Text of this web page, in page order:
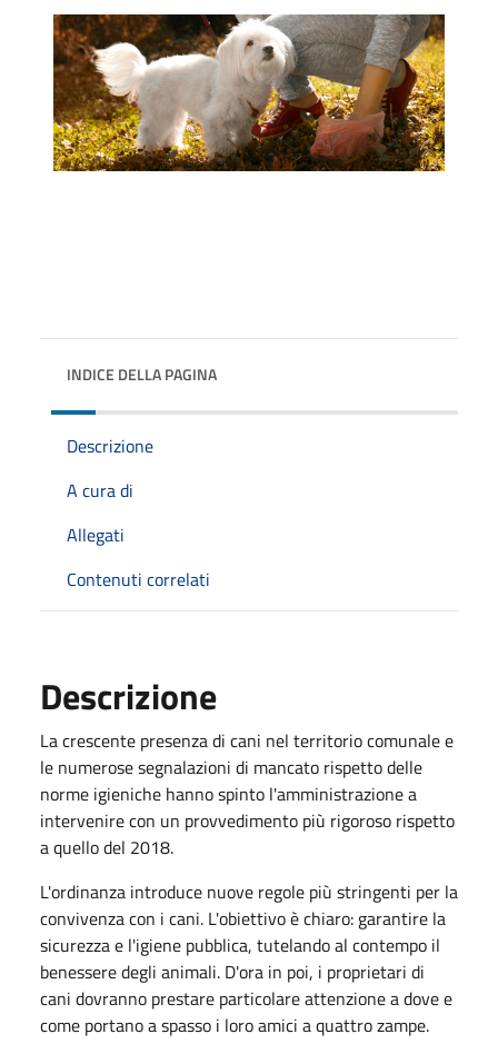
INDICE DELLA PAGINA
Descrizione
A cura di
Allegati
Contenuti correlati
Descrizione
La crescente presenza di cani nel territorio comunale e
le numerose segnalazioni di mancato rispetto delle
norme igieniche hanno spinto l'amministrazione a
intervenire con un provvedimento più rigoroso rispetto
a quello del 2018.
L'ordinanza introduce nuove regole più stringenti per la
convivenza con i cani. L'obiettivo è chiaro: garantire la
sicurezza e l'igiene pubblica, tutelando al contempo il
benessere degli animali. D'ora in poi, i proprietari di
cani dovranno prestare particolare attenzione a dove e
come portano a spasso i loro amici a quattro zampe.